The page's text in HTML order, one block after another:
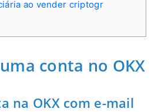
ao vender criptogr
conta no OKX
na OKX com e-mail